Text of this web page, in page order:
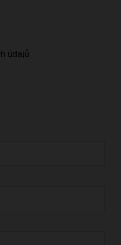
údajů